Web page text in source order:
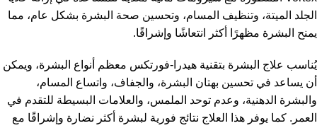
الجلد الميتة، وتنظيف المسام، وتحسين صحة البشرة بشكل عام، مما
يمنح البشرة مظهرًا أكثر انتعاشًا وإشراقًا.
يُناسب علاج البشرة بتقنية هيدرا-فورتكس معظم أنواع البشرة، ويمكن
أن يساعد في تحسين بهتان البشرة، والجفاف، واتساع المسام،
والبشرة الدهنية، وعدم توحد الملمس، والعلامات البسيطة للتقدم في
العمر. كما يوفر هذا العلاج نتائج فورية لبشرة أكثر نضارة وإشراقًا مع